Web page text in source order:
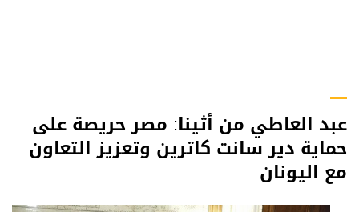
عبد العاطي من أثينا: مصر حريصة على
حماية دير سانت كاترين وتعزيز التعاون
مع اليونان